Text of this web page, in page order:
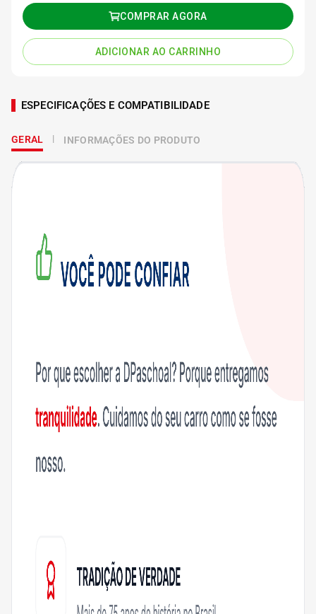
COMPRAR AGORA
ADICIONAR AO CARRINHO
ESPECIFICAÇÕES E COMPATIBILIDADE
GERAL INFORMAÇÕES DO PRODUTO